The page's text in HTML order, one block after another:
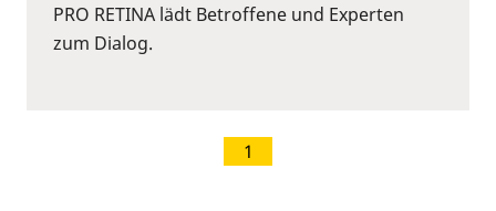
PRO RETINA lädt Betroffene und Experten
zum Dialog.
1